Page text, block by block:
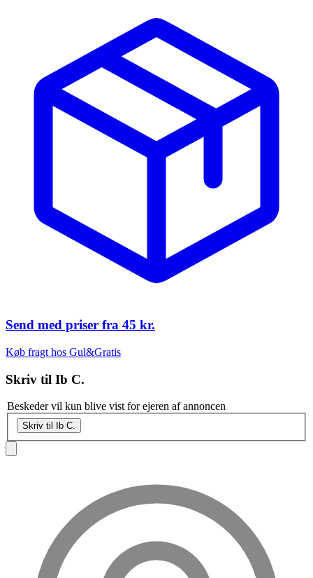
Send med priser fra 45 kr.
Køb fragt hos Gul&Gratis
Skriv til Ib C.
Beskeder vil kun blive vist for ejeren af annoncen
Skriv til Ib C.